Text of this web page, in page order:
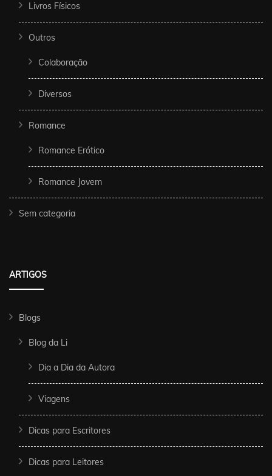
Livros Físicos
Outros
Colaboração
Diversos
Romance
Romance Erótico
Romance Jovem
Sem categoria
ARTIGOS
Blogs
Blog da Li
Dia a Dia da Autora
Viagens
Dicas para Escritores
Dicas para Leitores